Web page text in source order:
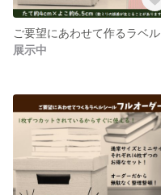
展示中